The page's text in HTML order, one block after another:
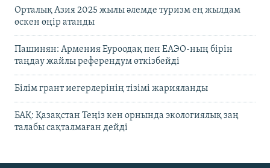
Орталық Азия 2025 жылы әлемде туризм ең жылдам
өскен өңір атанды
Пашинян: Армения Еуроодақ пен ЕАЭО-ның бірін
таңдау жайлы референдум өткізбейді
Білім грант иегерлерінің тізімі жарияланды
БАҚ: Қазақстан Теңіз кен орнында экологиялық заң
талабы сақталмаған дейді